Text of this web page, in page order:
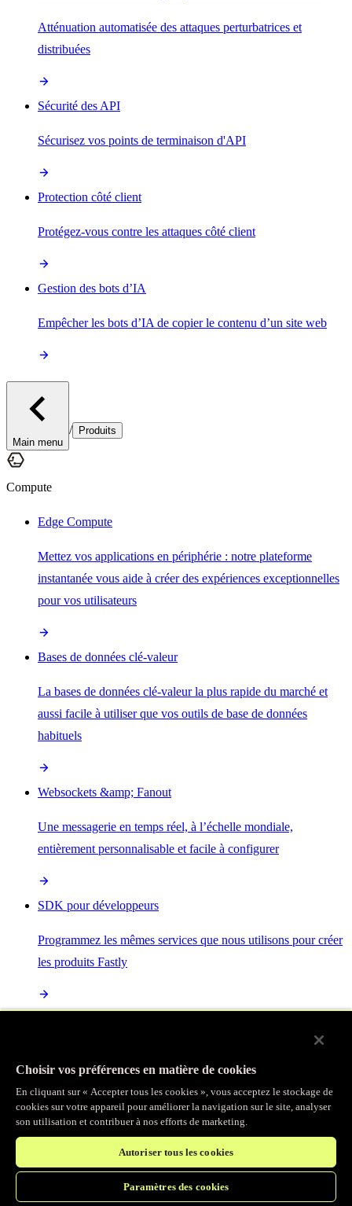
Atténuation automatisée des attaques perturbatrices et
distribuées
Sécurité des API
Sécurisez vos points de terminaison d'API
Protection côté client
Protégez-vous contre les attaques côté client
Gestion des bots d’IA
Empêcher les bots d’IA de copier le contenu d’un site web
Main menu
/ Produits
Compute
Edge Compute
Mettez vos applications en périphérie : notre plateforme
instantanée vous aide à créer des expériences exceptionnelles
pour vos utilisateurs
Bases de données clé-valeur
La bases de données clé-valeur la plus rapide du marché et
aussi facile à utiliser que vos outils de base de données
habituels
Websockets &amp; Fanout
Une messagerie en temps réel, à l’échelle mondiale,
entièrement personnalisable et facile à configurer
SDK pour développeurs
Programmez les mêmes services que nous utilisons pour créer
les produits Fastly
sur des normes ouvertes et intégrée à la suite complète de
produits Fastly
Accélérez vos charges de travail d’IA et gagnez en efficacité
Choisir vos préférences en matière de cookies
En cliquant sur « Accepter tous les cookies », vous acceptez le stockage de
cookies sur votre appareil pour améliorer la navigation sur le site, analyser
son utilisation et contribuer à nos efforts de marketing.
Autoriser tous les cookies
Paramètres des cookies